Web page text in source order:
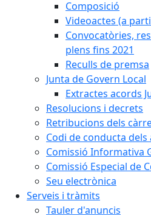
Composició
Videoactes (a
Convocatòries,
plens fins 2021
Reculls de premsa
Junta de Govern Local
Extractes acords
Resolucions i decrets
Retribucions dels
Codi de conducta dels
Comissió Informativa
Comissió Especial de
Seu electrònica
Serveis i tràmits
Tauler d'anuncis